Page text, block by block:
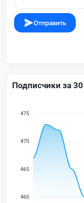
Отправить
Подписчики за
475
470
465
460